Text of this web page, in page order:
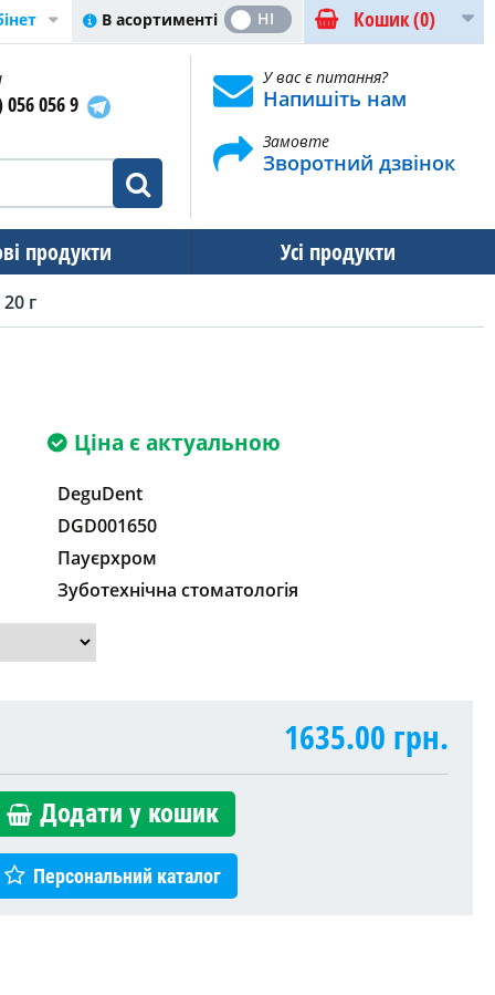
Кошик(0)
В асортименті
ТАК НІ
056 056 9
У вас є питання?
Напишіть нам
Замовте
Зворотний дзвінок
продукти Усі продукти
г
Ціна є актуальною
DeguDent
DGD001650
Пауєрхром
Зуботехнічна стоматологія
1635.00 грн.
Додати у кошик
Персональний каталог